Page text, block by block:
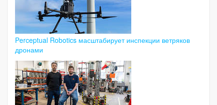
Perceptual Robotics масштабирует инспекции ветряков
дронами